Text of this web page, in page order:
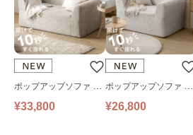
ポップアップソファ ソ
ファ フロアソファ 幅14
¥33,800
ポップアップソファ ソ
ファ フロアソファ 幅10
¥26,800